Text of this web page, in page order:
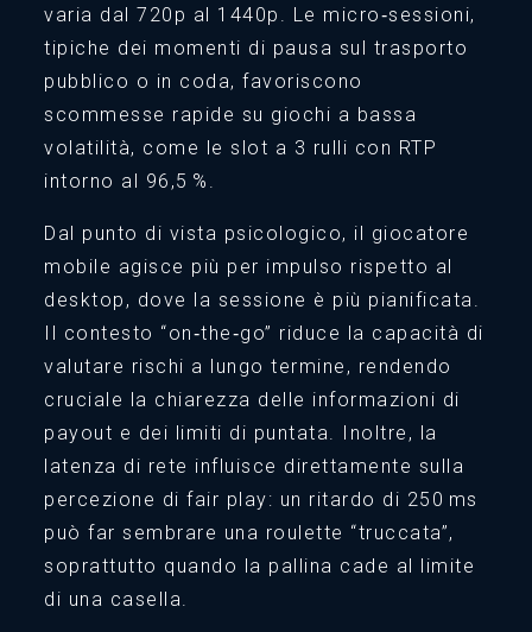
varia dal 720p al 1440p. Le micro‑sessioni,
tipiche dei momenti di pausa sul trasporto
pubblico o in coda, favoriscono
scommesse rapide su giochi a bassa
volatilità, come le slot a 3 rulli con RTP
intorno al 96,5 %.
Dal punto di vista psicologico, il giocatore
mobile agisce più per impulso rispetto al
desktop, dove la sessione è più pianificata.
Il contesto “on‑the‑go” riduce la capacità di
valutare rischi a lungo termine, rendendo
cruciale la chiarezza delle informazioni di
payout e dei limiti di puntata. Inoltre, la
latenza di rete influisce direttamente sulla
percezione di fair play: un ritardo di 250 ms
può far sembrare una roulette “truccata”,
soprattutto quando la pallina cade al limite
di una casella.